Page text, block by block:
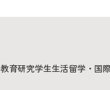
教育研究学生生活留学・国